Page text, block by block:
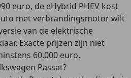
euro, de eHybrid PHEV kost
met verbrandingsmotor wilt
van de elektrische
Exacte prijzen zijn niet
60.000 euro.
Passat?